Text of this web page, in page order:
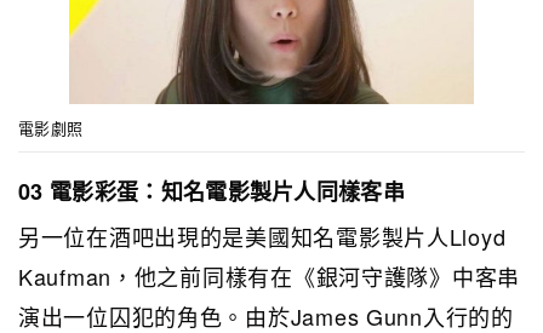
電影劇照
03 電影彩蛋：知名電影製片人同樣客串
另一位在酒吧出現的是美國知名電影製片人Lloyd
Kaufman，他之前同樣有在《銀河守護隊》中客串
演出一位囚犯的角色。由於James Gunn入行的的